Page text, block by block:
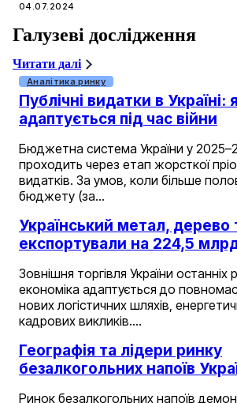
04.07.2024
Галузеві дослідження
Читати далі
Аналітика ринку
Публічні видатки в
адаптується під час війни
Бюджетна система України у
проходить через етап жорсткої
видатків. За умов, коли більше
бюджету (за…
Український метал, дерево
експортували на 224,5
Зовнішня торгівля України останніх
економіка адаптується до
нових логістичних шляхів,
кадрових викликів.…
Географія та лідери ринку
безалкогольних напоїв
Ринок безалкогольних напоїв